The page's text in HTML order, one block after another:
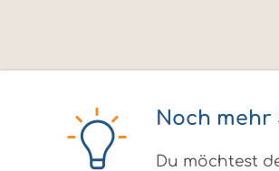
Noch mehr
Du möchtest